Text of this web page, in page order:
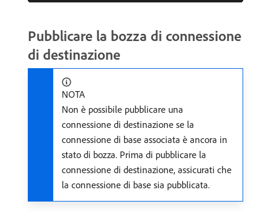
Pubblicare la bozza di connessione
di destinazione
NOTA
Non è possibile pubblicare una
connessione di destinazione se la
connessione di base associata è ancora in
stato di bozza. Prima di pubblicare la
connessione di destinazione, assicurati che
la connessione di base sia pubblicata.